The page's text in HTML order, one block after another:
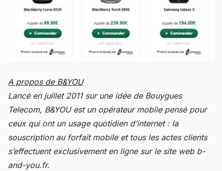
A propos de B&YOU
Lancé en juillet 2011 sur une idée de Bouygues
Telecom, B&YOU est un opérateur mobile pensé pour
ceux qui ont un usage quotidien d’internet : la
souscription au forfait mobile et tous les actes clients
s’effectuent exclusivement en ligne sur le site web b-
and-you.fr.